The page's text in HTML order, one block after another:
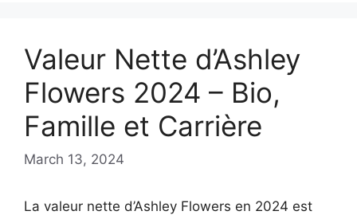
Valeur Nette d’Ashley
Flowers 2024 – Bio,
Famille et Carrière
March 13, 2024
La valeur nette d’Ashley Flowers en 2024 est